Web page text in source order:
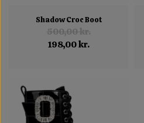
Shadow Croc Boot
500,00 kr.
198,00 kr.